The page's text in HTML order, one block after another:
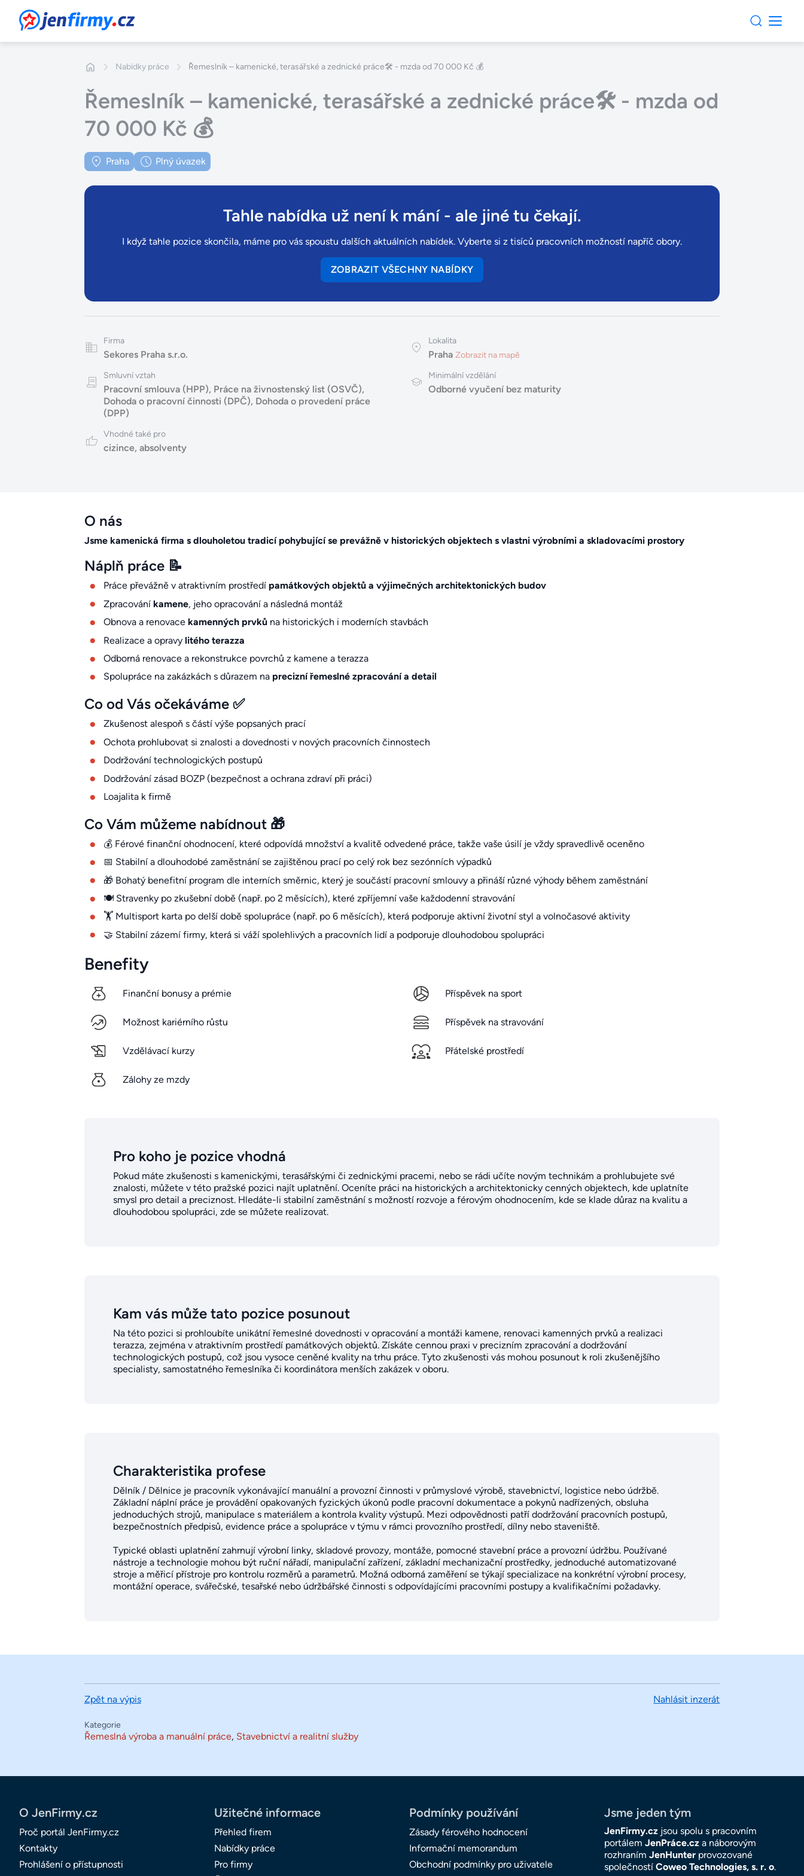
JenFirmy.cz
Nabídky práce Řemeslník – kamenické, terasářské a zednické práce🛠️ - mzda od 70 000 Kč 💰
Řemeslník – kamenické, terasářské a zednické práce🛠️ - mzda od
70 000 Kč 💰
Praha Plný úvazek
Tahle nabídka už není k mání- ale jiné tu čekají.
I když tahle pozice skončila, máme pro vás spoustu dalších aktuálních nabídek. Vyberte si z tisíců pracovních možností napříč obory.
ZOBRAZIT VŠECHNY NABÍDKY
Firma
Sekores Praha s.r.o.
Lokalita
Praha Zobrazit na mapě
Smluvní vztah
Pracovní smlouva (HPP), Práce na živnostenský list (OSVČ),
Dohoda o pracovní činnosti (DPČ), Dohoda o provedení práce
(DPP)
Minimální vzdělání
Odborné vyučení bez maturity
Vhodné také pro
cizince, absolventy
O nás
Jsme kamenická firma s dlouholetou tradicí pohybující se prevážně v historických objektech s vlastni výrobními a skladovacími prostory
Náplň práce 📝
Práce převážně v atraktivním prostředí památkových objektů a výjimečných architektonických budov
Zpracování kamene, jeho opracování a následná montáž
Obnova a renovace kamenných prvkůna historických i moderních stavbách
Realizace a opravy litého terazza
Odborná renovace a rekonstrukce povrchů z kamene a terazza
Spolupráce na zakázkách s důrazem na precizní řemeslné zpracování a detail
Co od Vás očekáváme ✅
Zkušenost alespoň s částí výše popsaných prací
Ochota prohlubovat si znalosti a dovednosti v nových pracovních činnostech
Dodržování technologických postupů
Dodržování zásad BOZP (bezpečnost a ochrana zdraví při práci)
Loajalita k firmě
Co Vám můžeme nabídnout 🎁
💰 Férové finanční ohodnocení, které odpovídá množství a kvalitě odvedené práce, takže vaše úsilí je vždy spravedlivě oceněno
📅 Stabilní a dlouhodobé zaměstnání se zajištěnou prací po celý rok bez sezónních výpadků
🎁 Bohatý benefitní program dle interních směrnic, který je součástí pracovní smlouvy a přináší různé výhody během zaměstnání
🍽️ Stravenky po zkušební době (např. po 2 měsících), které zpříjemní vaše každodenní stravování
🏋️ Multisport karta po delší době spolupráce (např. po 6 měsících), která podporuje aktivní životní styl a volnočasové aktivity
🤝 Stabilní zázemí firmy, která si váží spolehlivých a pracovních lidí a podporuje dlouhodobou spolupráci
Benefity
Finanční bonusy a prémie
Možnost kariérního růstu
Vzdělávací kurzy
Zálohy ze mzdy
Příspěvek na sport
Příspěvek na stravování
Přátelské prostředí
Pro koho je pozice vhodná
Pokud máte zkušenosti s kamenickými, terasářskými či zednickými pracemi, nebo se rádi učíte novým technikám a prohlubujete své
znalosti, můžete v této pražské pozici najít uplatnění. Oceníte práci na historických a architektonicky cenných objektech, kde uplatníte
smysl pro detail a preciznost. Hledáte-li stabilní zaměstnání s možností rozvoje a férovým ohodnocením, kde se klade důraz na kvalitu a
dlouhodobou spolupráci, zde se můžete realizovat.
Kam vás může tato pozice posunout
Na této pozici si prohloubíte unikátní řemeslné dovednosti v opracování a montáži kamene, renovaci kamenných prvků a realizaci
terazza, zejména v atraktivním prostředí památkových objektů. Získáte cennou praxi v precizním zpracování a dodržování
technologických postupů, což jsou vysoce ceněné kvality na trhu práce. Tyto zkušenosti vás mohou posunout k roli zkušenějšího
specialisty, samostatného řemeslníka či koordinátora menších zakázek v oboru.
Charakteristika profese
Dělník / Dělnice je pracovník vykonávající manuální a provozní činnosti v průmyslové výrobě, stavebnictví, logistice nebo údržbě.
Základní náplní práce je provádění opakovaných fyzických úkonů podle pracovní dokumentace a pokynů nadřízených, obsluha
jednoduchých strojů, manipulace s materiálem a kontrola kvality výstupů. Mezi odpovědnosti patří dodržování pracovních postupů,
bezpečnostních předpisů, evidence práce a spolupráce v týmu v rámci provozního prostředí, dílny nebo staveniště.
Typické oblasti uplatnění zahrnují výrobní linky, skladové provozy, montáže, pomocné stavební práce a provozní údržbu. Používané
nástroje a technologie mohou být ruční nářadí, manipulační zařízení, základní mechanizační prostředky, jednoduché automatizované
stroje a měřicí přístroje pro kontrolu rozměrů a parametrů. Možná odborná zaměření se týkají specializace na konkrétní výrobní procesy,
montážní operace, svářečské, tesařské nebo údržbářské činnosti s odpovídajícími pracovními postupy a kvalifikačními požadavky.
Zpět na výpis Nahlásit inzerát
Kategorie
Řemeslná výroba a manuální práce, Stavebnictví a realitní služby
O JenFirmy.cz
Proč portál JenFirmy.cz
Kontakty
Prohlášení o přístupnosti
Užitečné informace
Přehled firem
Nabídky práce
Pro firmy
Podmínky používání
Zásady férového hodnocení
Informační memorandum
Obchodní podmínky pro uživatele
Jsme jeden tým
JenFirmy.cz jsou spolu s pracovním
portálem JenPráce.cz a náborovým
rozhraním JenHunter provozované
společností Coweo Technologies, s. r. o.